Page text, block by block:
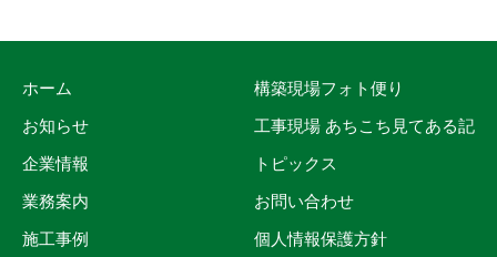
ホーム
お知らせ
企業情報
業務案内
施工事例
構築現場フォト便り
工事現場 あちこち見てある記
トピックス
お問い合わせ
個人情報保護方針